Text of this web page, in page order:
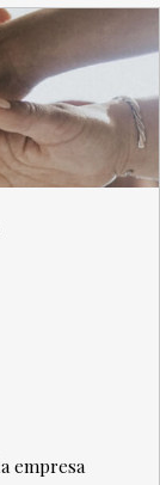
empresa